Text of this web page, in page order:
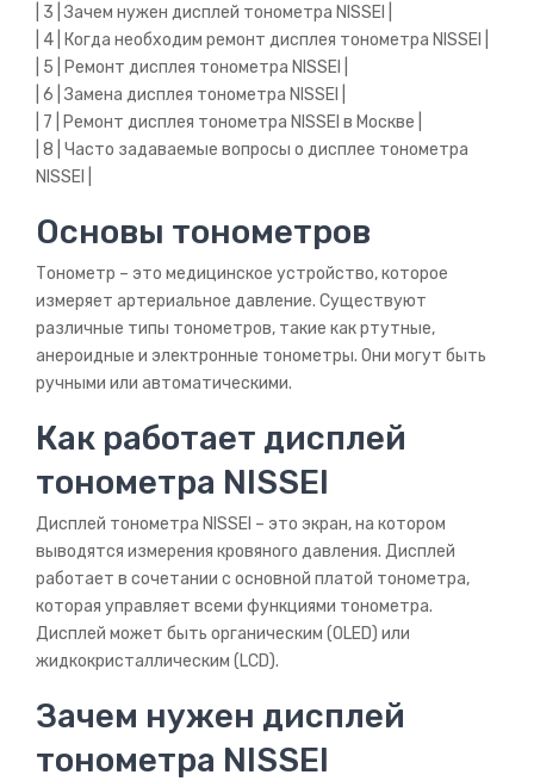
ИНФОРМАЦИЯ
Диагностика
Условия
Этапы ремонта
Сервисная гарантия
Хранение
Доставка
Инструкции
ТЕСТИРОВАНИЕ
ОТЗЫВЫ
НОВОСТИ
КОНТАКТЫ
| 3 | Зачем нужен дисплей тонометра NISSEI |
| 4 | Когда необходим ремонт дисплея тонометра NISSEI |
| 5 | Ремонт дисплея тонометра NISSEI |
| 6 | Замена дисплея тонометра NISSEI |
| 7 | Ремонт дисплея тонометра NISSEI в Москве |
| 8 | Часто задаваемые вопросы о дисплее тонометра
NISSEI |
Основы тонометров
Тонометр – это медицинское устройство, которое
измеряет артериальное давление. Существуют
различные типы тонометров, такие как ртутные,
анероидные и электронные тонометры. Они могут быть
ручными или автоматическими.
Как работает дисплей
тонометра NISSEI
Дисплей тонометра NISSEI – это экран, на котором
выводятся измерения кровяного давления. Дисплей
работает в сочетании с основной платой тонометра,
которая управляет всеми функциями тонометра.
Дисплей может быть органическим (OLED) или
жидкокристаллическим (LCD).
Зачем нужен дисплей
тонометра NISSEI